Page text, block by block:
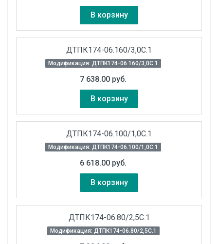
В корзину
ДТПК174-06.160/3,0С.1
Модификация: ДТПК174-06.160/3,0С.1
7 638.00 руб.
В корзину
ДТПК174-06.100/1,0С.1
Модификация: ДТПК174-06.100/1,0С.1
6 618.00 руб.
В корзину
ДТПК174-06.80/2,5С.1
Модификация: ДТПК174-06.80/2,5С.1